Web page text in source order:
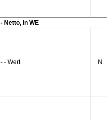
- Netto, in WE
- - Wert N